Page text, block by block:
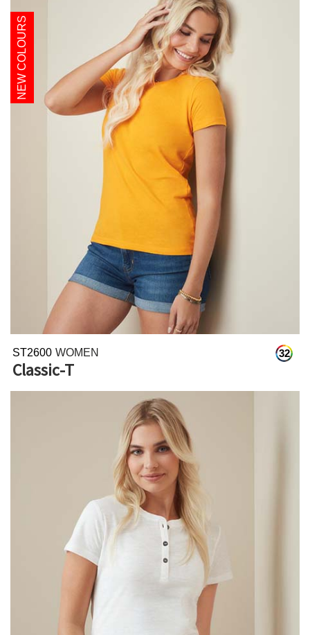
NEW COLOURS
32
ST2600 WOMEN
Classic-T